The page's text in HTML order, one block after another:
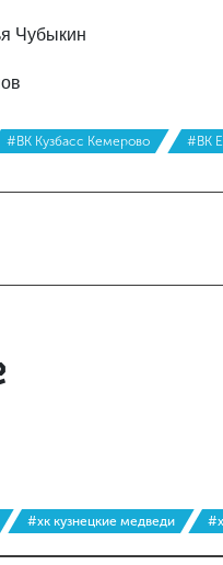
Чубыкин
#ВК Кузбасс Кемерово #ВК
#хк кузнецкие медведи